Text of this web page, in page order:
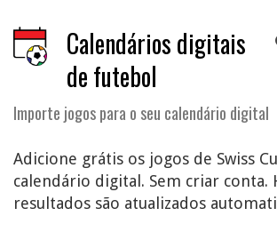
Calendários digitais
de futebol
Importe jogos para o seu calendário digital
Adicione grátis os jogos de Swiss
calendário digital. Sem criar conta.
resultados são atualizados